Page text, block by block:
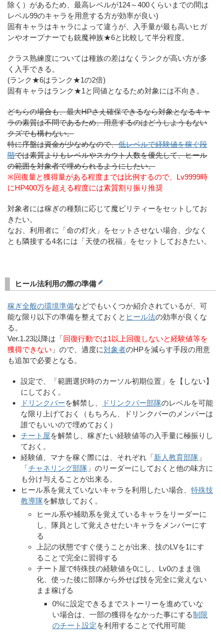
除く）があるため、最高レベルが124～400くらいまでの間は
レベル99のキャラを用意する方が効率が良い)
固有キャラはキャラによって違うが、入手量が最も高いヒガ
ンやオープナーでも銃魔神族★6と比較して半分程度。
クラス熟練度については種族の差はなくランクが高い方が多
く入手できる。
(ランク★6はランク★1の2倍)
固有キャラはランク★1と同値となるため対象には不向き。
どちらの場合も、最大HPさえ確保できるなら対象となるキャ
ラの素質は不問であるため、用意するのはどうしようもない
クズでも構わない。
特に序盤は資金が少なめなので、低レベルで経験値を稼ぐ段
階では素質よりもレベルやスカウト人数を優先して、ヒール
の範囲を対象者で埋められるようにしたい。
※回復量と獲得量がある程度までは比例するので、Lv9999時
にHP400万を超える程度には素質割り振り推奨
対象者には稼ぎの種類に応じて魔ビリティーをセットしてお
きたい。
なお、利用者に「命の灯火」をセットさせない場合、少なく
とも隣接する4名には「天使の祝福」をセットしておきたい。
ヒール法利用の際の準備
稼ぎ全般の環境準備などでもいくつか紹介されているが、可
能な限り以下の準備を整えておくと ヒール法の効率が良くな
る。
Ver.1.23以降は「回復行動では1以上回復しないと経験値等を
獲得できない 」ので、適度に対象者のHPを減らす手段の用意
も追加で必要となる。
設定で、「範囲選択時のカーソル初期位置」を【しない】
にしておく。
ドリンクバーを解禁し、 ドリンクバー部隊のレベルを可能
な限り上げておく（もちろん、ドリンクバーのメンバーは
誰でもいいので埋めておく）
チート屋を解禁し、稼ぎたい経験値等の入手量に極振りし
ておく。
経験値、マナを稼ぐ際には、それぞれ「新人教育部隊 」
「チャネリング部隊 」のリーダーにしておくと他の味方に
も分け与えることが出来る。
ヒール系を覚えていないキャラを利用したい場合、 特殊技
教導隊を解放しておく。
ヒール系や補助系を覚えているキャラをリーダーに
し、隊員として覚えさせたいキャラをメンバーにす
る
上記の状態ですぐ使うことが出来、技のLVを1にす
ることで完全に習得する
チート屋で特殊技の経験値を0にし、Lv0のまま強
化、使った後に部隊から外せば技を完全に覚えない
まま稼げる
0%に設定できるまでストーリーを進めていな
い場合は、一部の獲得をなかった事にする制限
のチート設定を利用することで代用可能